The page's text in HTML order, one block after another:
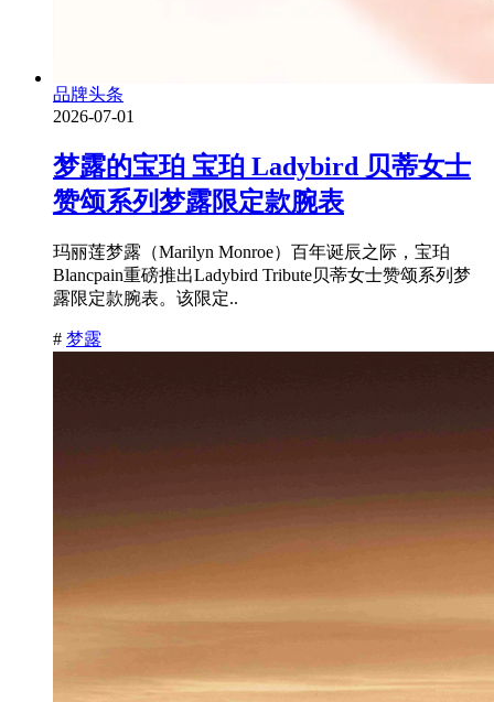
品牌头条
2026-07-01
梦露的宝珀 宝珀 Ladybird 贝蒂女士
赞颂系列梦露限定款腕表
玛丽莲梦露（Marilyn Monroe）百年诞辰之际，宝珀
Blancpain重磅推出Ladybird Tribute贝蒂女士赞颂系列梦
露限定款腕表。该限定..
# 梦露